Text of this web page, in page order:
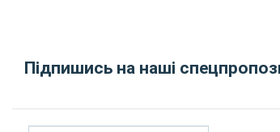
Підпишись на наші